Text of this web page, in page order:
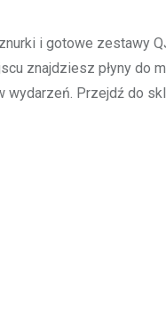
i gotowe zestawy
znajdziesz płyny do
wydarzeń. Przejdź do